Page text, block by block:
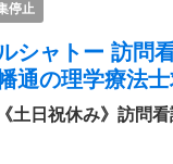
停止
シャトー 訪問
通の理学療法
土日祝休み》訪問